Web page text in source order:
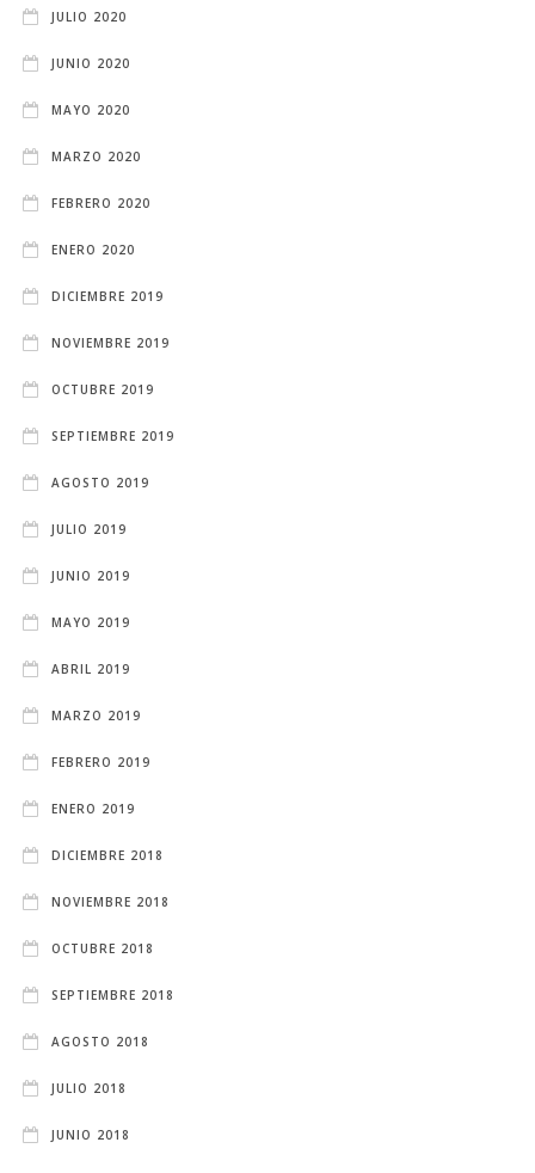
JULIO 2020
JUNIO 2020
MAYO 2020
MARZO 2020
FEBRERO 2020
ENERO 2020
DICIEMBRE 2019
NOVIEMBRE 2019
OCTUBRE 2019
SEPTIEMBRE 2019
AGOSTO 2019
JULIO 2019
JUNIO 2019
MAYO 2019
ABRIL 2019
MARZO 2019
FEBRERO 2019
ENERO 2019
DICIEMBRE 2018
NOVIEMBRE 2018
OCTUBRE 2018
SEPTIEMBRE 2018
AGOSTO 2018
JULIO 2018
JUNIO 2018